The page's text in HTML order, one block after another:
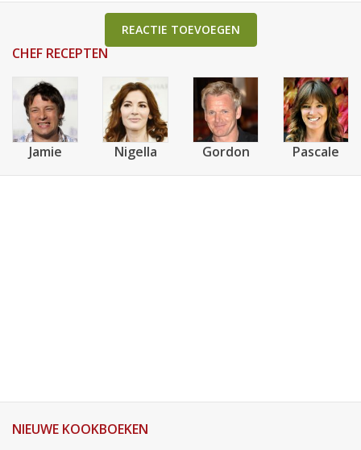
REACTIE TOEVOEGEN
CHEF RECEPTEN
Jamie Nigella Gordon Pascale
NIEUWE KOOKBOEKEN